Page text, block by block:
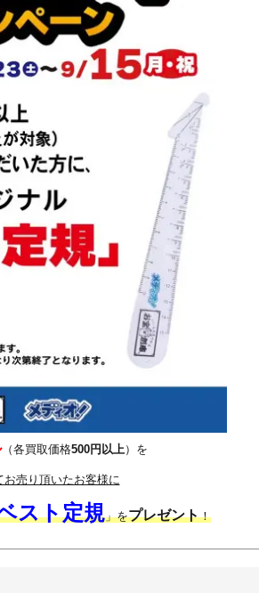
（各買取価格500円以上 ）を
お売り頂いたお客様に
スト定規」をプレゼント！